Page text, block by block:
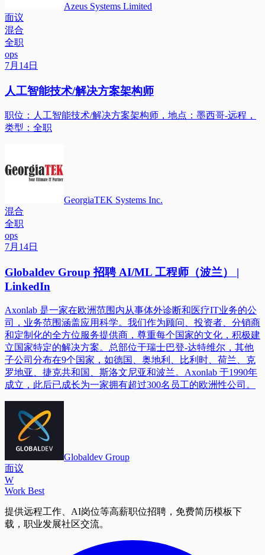
Azeus Systems Limited
面议
混合
全职
ops
7月14日
人工智能技术/解决方案架构师
职位：人工智能技术/解决方案架构师，地点：墨西哥-远程，
类型：全职
GeorgiaTEK Systems Inc.
混合
全职
ops
7月14日
Globaldev Group 招聘 AI/ML 工程师（波兰） |
LinkedIn
Axonlab 是一家在欧洲范围内从事体外诊断和医疗IT业务的公
司，业务范围涵盖应用科学。我们作为顾问、投资者、分销商
和定制化的全方位服务提供商，尊重每个国家的文化，积极建
立国家特定的解决方案。总部位于瑞士巴登-达特维尔，其他
子公司分布在9个国家，如德国、奥地利、比利时、荷兰、克
罗地亚、捷克共和国、斯洛文尼亚和波兰。Axonlab 于1990年
成立，此后已成长为一家拥有超过300名员工的欧洲性公司。
Globaldev Group
面议
W
Work Best
提供远程工作、AI岗位等高薪职位招聘，免费简历模板下
载，职业发展社区交流。